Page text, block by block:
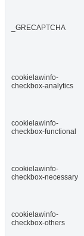
_GRECAPTCHA
cookielawinfo-
checkbox-analytics
cookielawinfo-
checkbox-functional
cookielawinfo-
checkbox-necessary
cookielawinfo-
checkbox-others